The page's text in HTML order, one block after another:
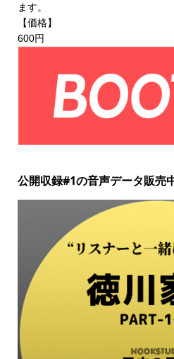
ます。
【価格】
600円
公開収録#1の音声データ販売